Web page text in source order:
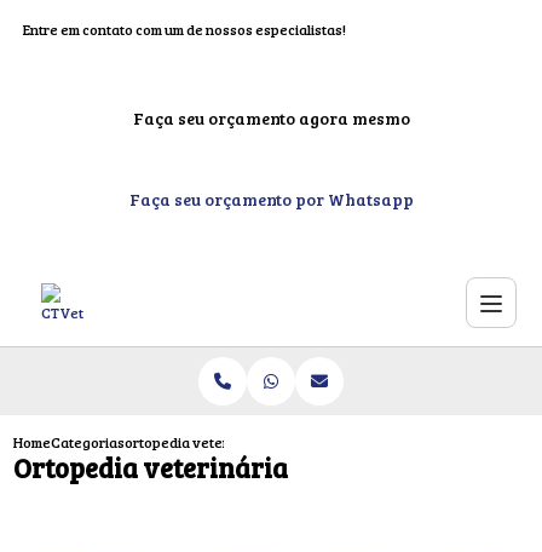
Entre em contato com um de nossos especialistas!
Faça seu orçamento agora mesmo
Faça seu orçamento por Whatsapp
HomeCategoriasortopedia veterinaria
Ortopedia veterinária